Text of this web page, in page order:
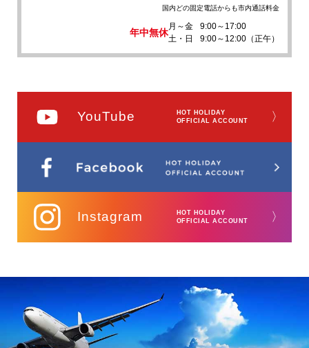
国内どの固定電話からも市内通話料金
年中無休
月～金
9:00～17:00
土・日
9:00～12:00（正午）
YouTube
HOT HOLIDAY
OFFICIAL ACCOUNT
〉
Instagram
HOT HOLIDAY
OFFICIAL ACCOUNT
〉